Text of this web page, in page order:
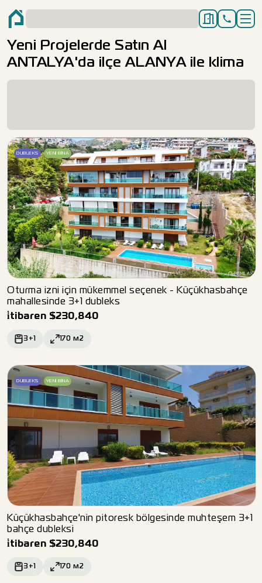
Yeni Projelerde Satın Al
ANTALYA'da ilçe ALANYA ile klima
DUBLEKS YENI BINA
Oturma izni için mükemmel seçenek - Küçükhasbahçe
mahallesinde 3+1 dubleks
i̇tibaren $230,840
3+1 170 м2
DUBLEKS YENI BINA
Küçükhasbahçe'nin pitoresk bölgesinde muhteşem 3+1
bahçe dubleksi
i̇tibaren $230,840
3+1 170 м2